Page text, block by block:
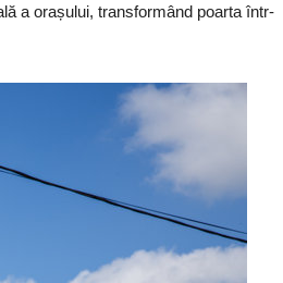
a orașului, transformând poarta într-